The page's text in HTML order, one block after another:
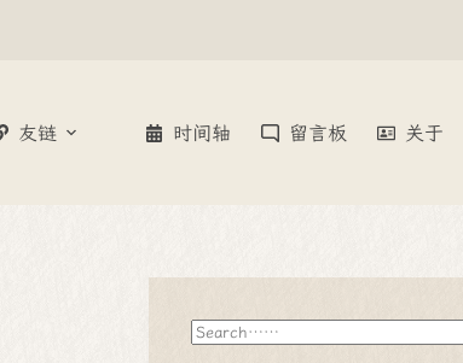
友链 时间轴 留言板 关于
搜
索